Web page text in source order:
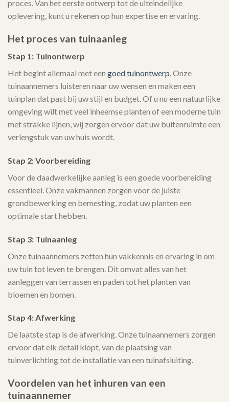
proces. Van het eerste ontwerp tot de uiteindelijke
oplevering, kunt u rekenen op hun expertise en ervaring.
Het proces van tuinaanleg
Stap 1: Tuinontwerp
Het begint allemaal met een goed tuinontwerp. Onze
tuinaannemers luisteren naar uw wensen en maken een
tuinplan dat past bij uw stijl en budget. Of u nu een natuurlijke
omgeving wilt met veel inheemse planten of een moderne tuin
met strakke lijnen, wij zorgen ervoor dat uw buitenruimte een
verlengstuk van uw huis wordt.
Stap 2: Voorbereiding
Voor de daadwerkelijke aanleg is een goede voorbereiding
essentieel. Onze vakmannen zorgen voor de juiste
grondbewerking en bemesting, zodat uw planten een
optimale start hebben.
Stap 3: Tuinaanleg
Onze tuinaannemers zetten hun vakkennis en ervaring in om
uw tuin tot leven te brengen. Dit omvat alles van het
aanleggen van terrassen en paden tot het planten van
bloemen en bomen.
Stap 4: Afwerking
De laatste stap is de afwerking. Onze tuinaannemers zorgen
ervoor dat elk detail klopt, van de plaatsing van
tuinverlichting tot de installatie van een tuinafsluiting.
Voordelen van het inhuren van een
tuinaannemer